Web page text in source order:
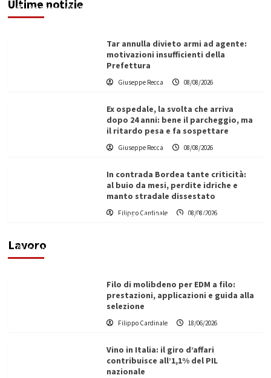
Ultime notizie
Redazione 08/08/2026
Tar annulla divieto armi ad agente:
motivazioni insufficienti della
Prefettura
Giuseppe Recca 08/08/2026
Ex ospedale, la svolta che arriva
dopo 24 anni: bene il parcheggio, ma
il ritardo pesa e fa sospettare
Giuseppe Recca 08/08/2026
In contrada Bordea tante criticità:
al buio da mesi, perdite idriche e
manto stradale dissestato
Filippo Cardinale 08/08/2026
Lavoro
L’ingegnere saccense Buscarnera partner chiave
di un progetto transnazionale per la transizione
Filippo Cardinale
Filo di molibdeno per EDM a filo:
prestazioni, applicazioni e guida alla
selezione
Filippo Cardinale 18/06/2026
Vino in Italia: il giro d’affari
contribuisce all’1,1% del PIL
nazionale